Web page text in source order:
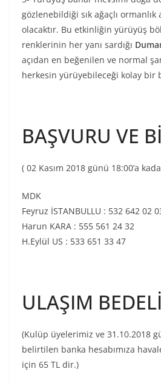
gözlenebildiği sık ağaçlı
olacaktır. Bu etkinliğin yürüyüş
renklerinin her yanı sardığı
açıdan en beğenilen ve normal
herkesin yürüyebileceği kolay
BAŞVURU VE
( 02 Kasım 2018 günü 18:00’a
MDK
Feyruz İSTANBULLU : 532 642 02
Harun KARA : 555 561 24 32
H.Eylül US : 533 651 33 47
ULAŞIM BEDELİ
(Kulüp üyelerimiz ve 31.10.2018
belirtilen banka hesabımıza
için 65 TL dir.)